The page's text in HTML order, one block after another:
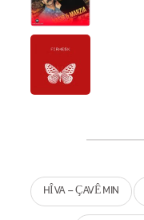
HÎVA - ÇAVÊ MIN